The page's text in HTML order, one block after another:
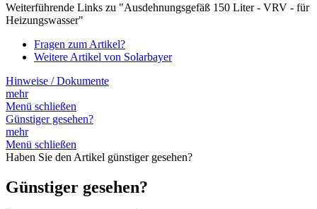
Weiterführende Links zu "Ausdehnungsgefäß 150 Liter - VRV - für
Heizungswasser"
Fragen zum Artikel?
Weitere Artikel von Solarbayer
Hinweise / Dokumente
mehr
Menü schließen
Günstiger gesehen?
mehr
Menü schließen
Haben Sie den Artikel günstiger gesehen?
Günstiger gesehen?